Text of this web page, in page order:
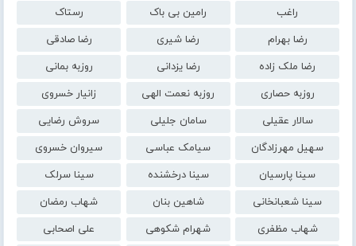
راغب
رامین بی باک
رستاک
رضا بهرام
رضا شیری
رضا صادقی
رضا ملک زاده
رضا یزدانی
روزبه بمانی
روزبه حصاری
روزبه نعمت الهی
زانیار خسروی
سالار عقیلی
سامان جلیلی
سروش رضایی
سهیل مهرزادگان
سیامک عباسی
سیروان خسروی
سینا پارسیان
سینا درخشنده
سینا سرلک
سینا شعبانخانی
شاهین بنان
شهاب رمضان
شهاب مظفری
شهرام شکوهی
علی اصحابی